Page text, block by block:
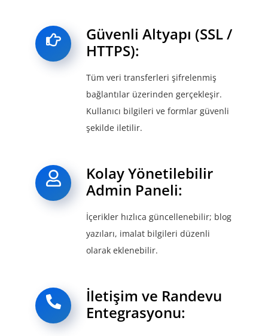
Güvenli Altyapı (SSL /
HTTPS):
Tüm veri transferleri şifrelenmiş
bağlantılar üzerinden gerçekleşir.
Kullanıcı bilgileri ve formlar güvenli
şekilde iletilir.
Kolay Yönetilebilir
Admin Paneli:
İçerikler hızlıca güncellenebilir; blog
yazıları, imalat bilgileri düzenli
olarak eklenebilir.
İletişim ve Randevu
Entegrasyonu: